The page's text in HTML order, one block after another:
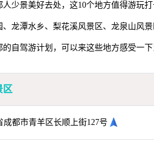
人少景美好去处，这10个地方值得游玩
龙潭水乡、梨花溪风景区、龙泉山风
自驾游计划，可以来这些地方感受一下
区
成都市青羊区长顺上街127号